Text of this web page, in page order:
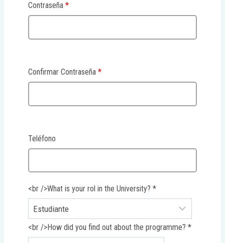
Contraseña *
Confirmar Contraseña *
Teléfono
<br />What is your rol in the University? *
<br />How did you find out about the programme? *